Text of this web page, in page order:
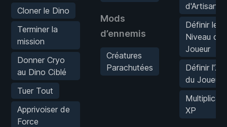
Cloner le Dino
Terminer la
mission
Donner Cryo
au Dino Ciblé
Tuer Tout
Apprivoiser de
Force
Mods
d’ennemis
Créatures
Parachutées
d'Artisanat
Définir le
Niveau du
Joueur
Définir l'XP
du Joueur
XP